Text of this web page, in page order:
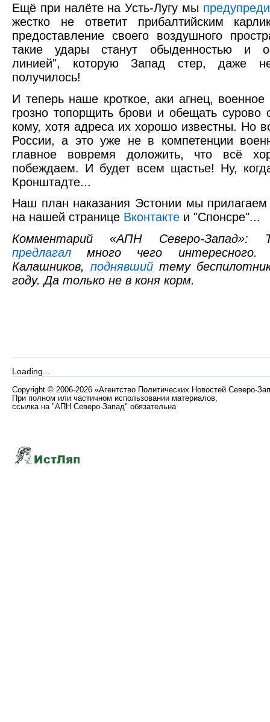
Ещё при налёте на Усть-Лугу мы
жестко не ответит прибалтийским
предоставление своего воздушного
такие удары станут обыденностью и
линией", которую Запад стер, даже
получилось!
И теперь наше кроткое, аки агнец, военное
грозно топорщить брови и обещать сурово
кому, хотя адреса их хорошо известны. Но
России, а это уже не в компетенции
главное вовремя доложить, что всё
побеждаем. И будет всем щастье! Ну,
Кронштадте...
Наш план наказания Эстонии мы
на нашей странице Вконтакте и "Спонсре"...
Комментарий «АПН Северо-Запад»:
предлагал много чего
Калашников, поднявший тему
году. Да только не в коня корм.
Loading...
Copyright © 2006-2026 «Агентство Политических Новостей Северо-
При полном или частичном использовании материалов,
ссылка на "АПН Северо-Запад" обязательна